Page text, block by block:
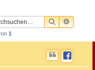
SUCHE
1